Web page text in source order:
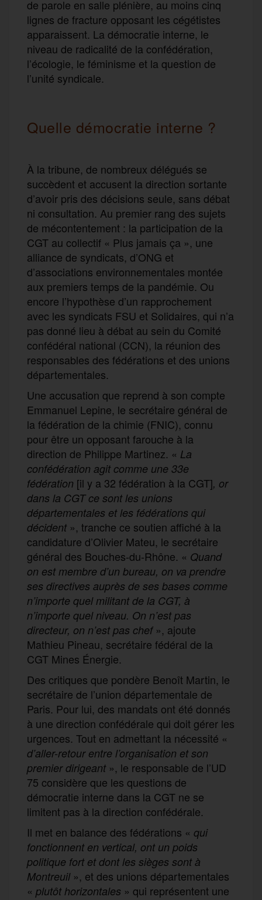
de parole en salle plénière, au moins cinq
lignes de fracture opposant les cégétistes
apparaissent. La démocratie interne, le
niveau de radicalité de la confédération,
l’écologie, le féminisme et la question de
l’unité syndicale.
Quelle démocratie interne ?
À la tribune, de nombreux délégués se
succèdent et accusent la direction sortante
d’avoir pris des décisions seule, sans débat
ni consultation. Au premier rang des sujets
de mécontentement : la participation de la
CGT au collectif « Plus jamais ça », une
alliance de syndicats, d’ONG et
d’associations environnementales montée
aux premiers temps de la pandémie. Ou
encore l’hypothèse d’un rapprochement
avec les syndicats FSU et Solidaires, qui n’a
pas donné lieu à débat au sein du Comité
confédéral national (CCN), la réunion des
responsables des fédérations et des unions
départementales.
Une accusation que reprend à son compte
Emmanuel Lepine, le secrétaire général de
la fédération de la chimie (FNIC), connu
pour être un opposant farouche à la
direction de Philippe Martinez. « La
confédération agit comme une 33e
fédération [il y a 32 fédération à la CGT], or
dans la CGT ce sont les unions
départementales et les fédérations qui
décident», tranche ce soutien affiché à la
candidature d’Olivier Mateu, le secrétaire
général des Bouches-du-Rhône. « Quand
on est membre d’un bureau, on va prendre
ses directives auprès de ses bases comme
n’importe quel militant de la CGT, à
n’importe quel niveau. On n’est pas
directeur, on n’est pas chef», ajoute
Mathieu Pineau, secrétaire fédéral de la
CGT Mines Énergie.
Des critiques que pondère Benoît Martin, le
secrétaire de l’union départementale de
Paris. Pour lui, des mandats ont été donnés
à une direction confédérale qui doit gérer les
urgences. Tout en admettant la nécessité «
d’aller-retour entre l’organisation et son
premier dirigeant», le responsable de l’UD
75 considère que les questions de
démocratie interne dans la CGT ne se
limitent pas à la direction confédérale.
Il met en balance des fédérations « qui
fonctionnent en vertical, ont un poids
politique fort et dont les sièges sont à
Montreuil», et des unions départementales
« plutôt horizontales » qui représentent une